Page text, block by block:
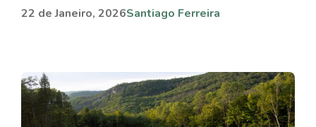
22 de Janeiro, 2026Santiago Ferreira